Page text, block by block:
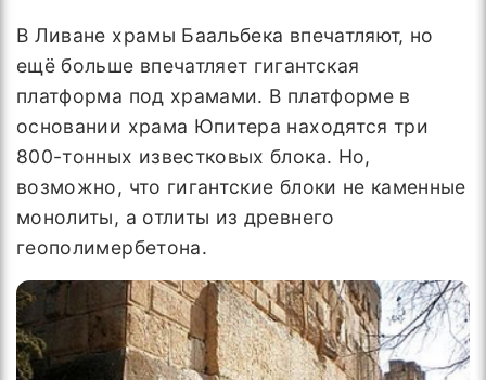
В Ливане храмы Баальбека впечатляют, но
ещё больше впечатляет гигантская
платформа под храмами. В платформе в
основании храма Юпитера находятся три
800-тонных известковых блока. Но,
возможно, что гигантские блоки не каменные
монолиты, а отлиты из древнего
геополимербетона.